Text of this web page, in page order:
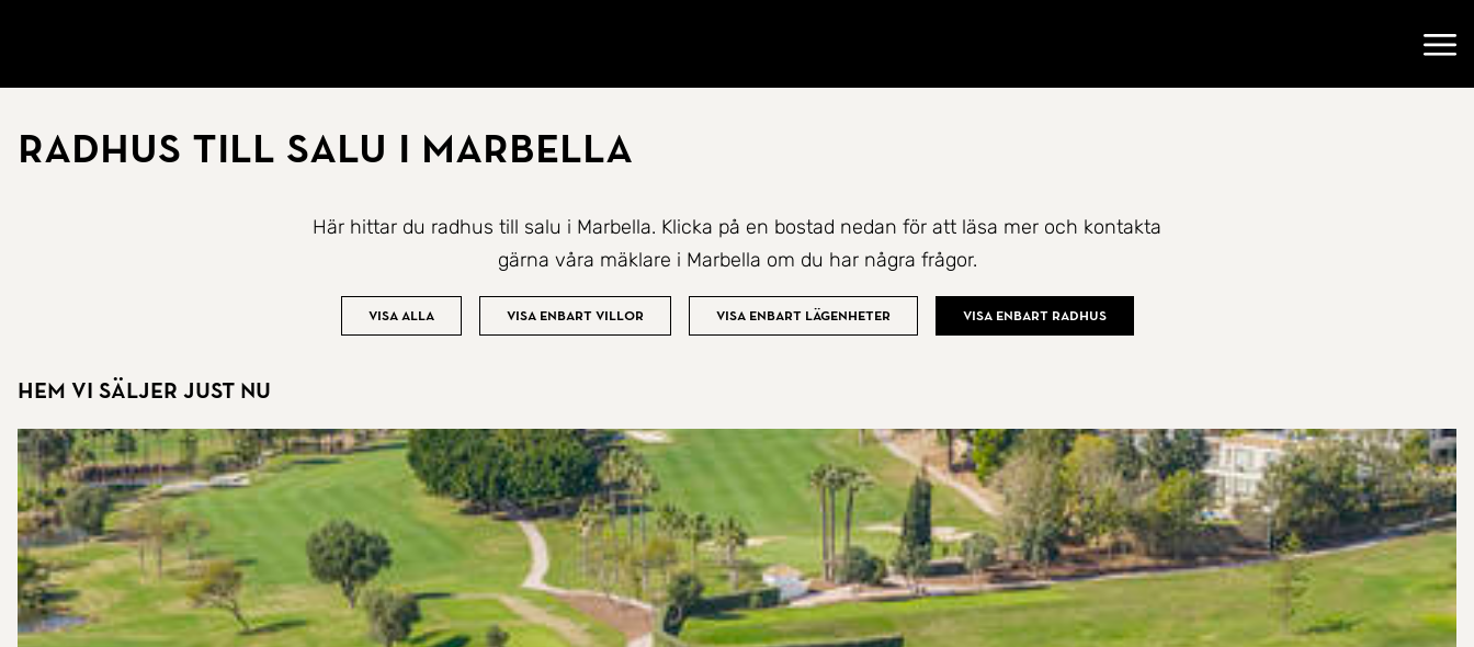
Radhus till salu i Marbella
Här hittar du radhus till salu i Marbella. Klicka på en bostad nedan för att läsa mer och kontakta
gärna våra mäklare i Marbella om du har några frågor.
Visa alla Visa enbart villor Visa enbart lägenheter Visa enbart radhus
Hem vi säljer just nu